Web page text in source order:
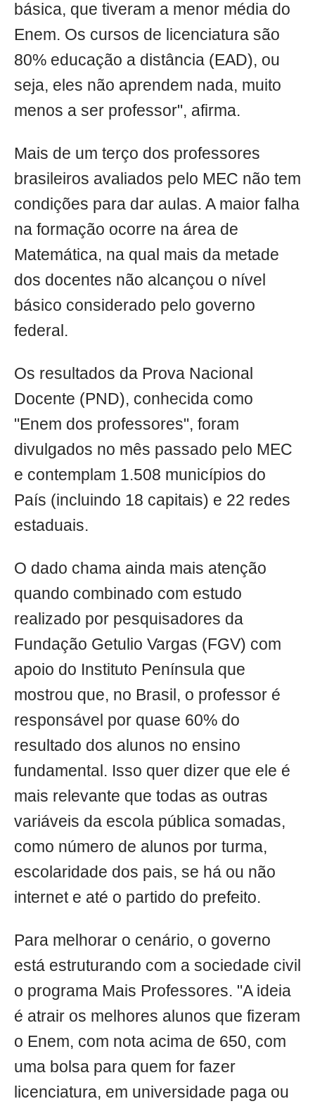
básica, que tiveram a menor média do
Enem. Os cursos de licenciatura são
80% educação a distância (EAD), ou
seja, eles não aprendem nada, muito
menos a ser professor", afirma.
Mais de um terço dos professores
brasileiros avaliados pelo MEC não tem
condições para dar aulas. A maior falha
na formação ocorre na área de
Matemática, na qual mais da metade
dos docentes não alcançou o nível
básico considerado pelo governo
federal.
Os resultados da Prova Nacional
Docente (PND), conhecida como
"Enem dos professores", foram
divulgados no mês passado pelo MEC
e contemplam 1.508 municípios do
País (incluindo 18 capitais) e 22 redes
estaduais.
O dado chama ainda mais atenção
quando combinado com estudo
realizado por pesquisadores da
Fundação Getulio Vargas (FGV) com
apoio do Instituto Península que
mostrou que, no Brasil, o professor é
responsável por quase 60% do
resultado dos alunos no ensino
fundamental. Isso quer dizer que ele é
mais relevante que todas as outras
variáveis da escola pública somadas,
como número de alunos por turma,
escolaridade dos pais, se há ou não
internet e até o partido do prefeito.
Para melhorar o cenário, o governo
está estruturando com a sociedade civil
o programa Mais Professores. "A ideia
é atrair os melhores alunos que fizeram
o Enem, com nota acima de 650, com
uma bolsa para quem for fazer
licenciatura, em universidade paga ou